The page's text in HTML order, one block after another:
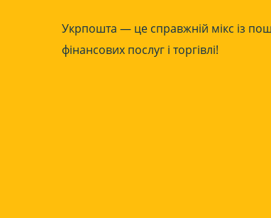
Укрпошта — це справжній мікс із
фінансових послуг і торгівлі!